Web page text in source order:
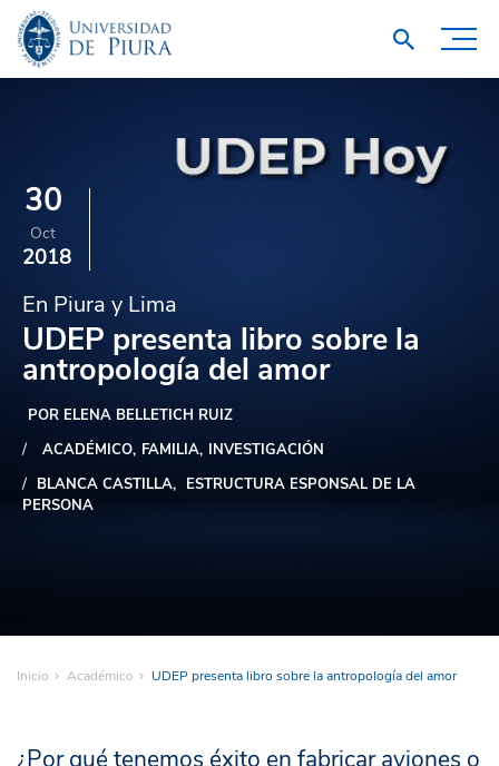
30
Oct
2018
En Piura y Lima
UDEP presenta libro sobre la
antropología del amor
POR ELENA BELLETICH RUIZ
ACADÉMICO FAMILIA INVESTIGACIÓN
BLANCA CASTILLA
ESTRUCTURA ESPONSAL DE LA
PERSONA
Inicio Académico UDEP presenta libro sobre la antropología del amor
¿Por qué tenemos éxito en fabricar aviones o